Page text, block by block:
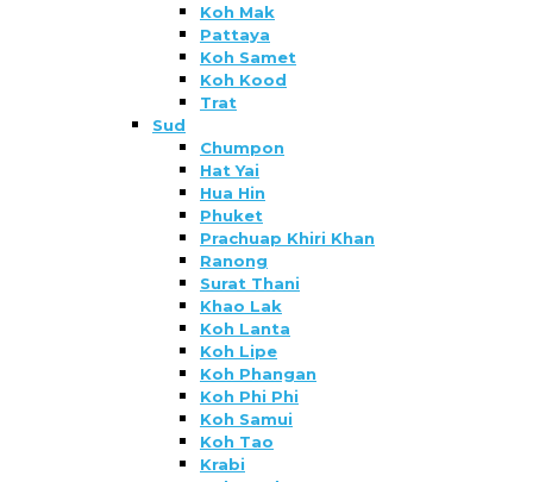
Koh Mak
Pattaya
Koh Samet
Koh Kood
Trat
Sud
Chumpon
Hat Yai
Hua Hin
Phuket
Prachuap Khiri Khan
Ranong
Surat Thani
Khao Lak
Koh Lanta
Koh Lipe
Koh Phangan
Koh Phi Phi
Koh Samui
Koh Tao
Krabi